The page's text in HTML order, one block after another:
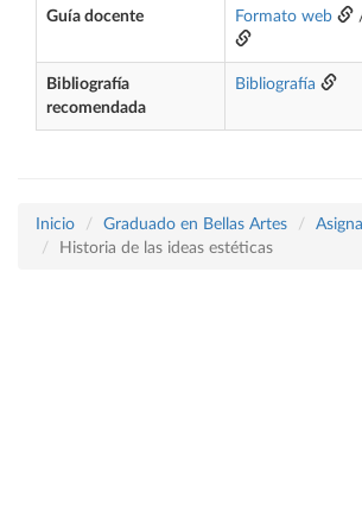
Guía docente Formato web
Bibliografía
recomendada
Bibliografía
Inicio Graduado en Bellas Artes
Historia de las ideas estéticas